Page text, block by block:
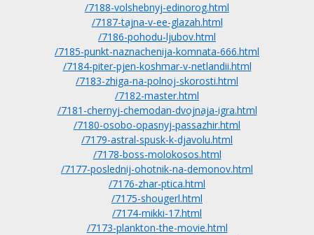
/7188-volshebnyj-edinorog.html
/7187-tajna-v-ee-glazah.html
/7186-pohodu-ljubov.html
/7185-punkt-naznachenija-komnata-666.html
/7184-piter-pjen-koshmar-v-netlandii.html
/7183-zhiga-na-polnoj-skorosti.html
/7182-master.html
/7181-chernyj-chemodan-dvojnaja-igra.html
/7180-osobo-opasnyj-passazhir.html
/7179-astral-spusk-k-djavolu.html
/7178-boss-molokosos.html
/7177-poslednij-ohotnik-na-demonov.html
/7176-zhar-ptica.html
/7175-shougerl.html
/7174-mikki-17.html
/7173-plankton-the-movie.html